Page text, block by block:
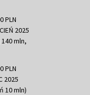
PLN
2025
mln,
PLN
2025
10 mln)